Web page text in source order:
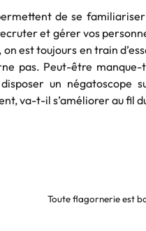
de se
et gérer vos
on est toujours en train
pas. Peut-être
un négatoscope
va-t-il s’améliorer au fil
Toute flagornerie est